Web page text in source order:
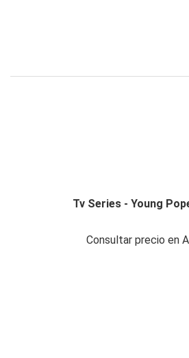
Tv Series - Young
Consultar precio en